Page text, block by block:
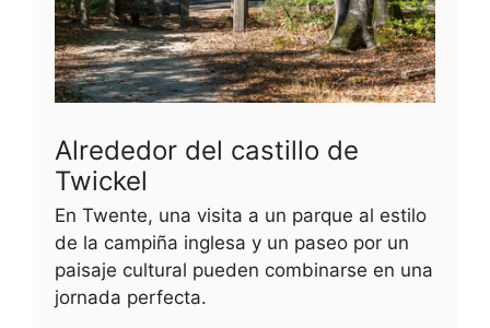
Alrededor del castillo de
Twickel
En Twente, una visita a un parque al estilo
de la campiña inglesa y un paseo por un
paisaje cultural pueden combinarse en una
jornada perfecta.